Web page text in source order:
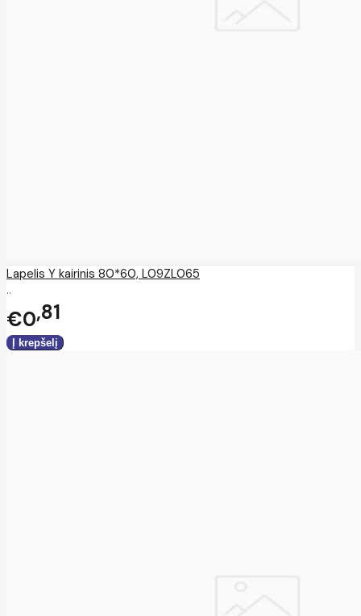
Lapelis Y kairinis 80*60, L09ZL065
..
€0 81